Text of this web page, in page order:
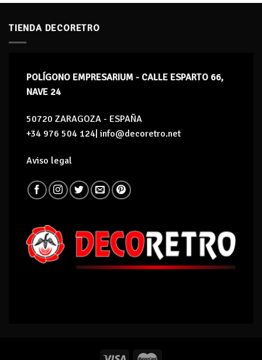
TIENDA DECORETRO
POLÍGONO EMPRESARIUM - CALLE ESPARTO 66,
NAVE 24
50720 ZARAGOZA - ESPAÑA
+34 976 504 124| info@decoretro.net
Aviso legal